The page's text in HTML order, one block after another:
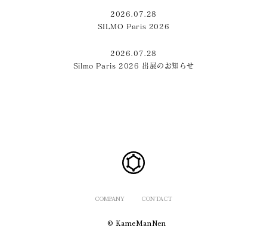
2026.07.28
SILMO Paris 2026
2026.07.28
Silmo Paris 2026 出展のお知らせ
COMPANY CONTACT
© KameManNen